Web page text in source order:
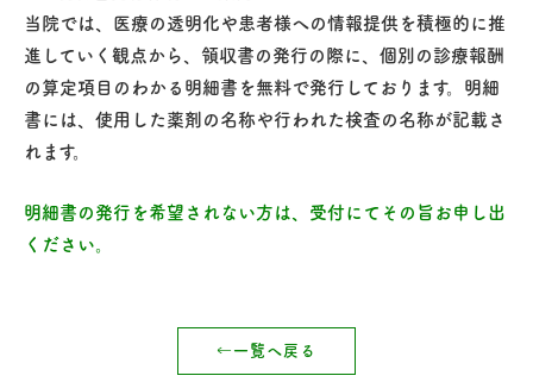
当院では、医療の透明化や患者様への情報提供を積極的に推
進していく観点から、領収書の発行の際に、個別の診療報酬
の算定項目のわかる明細書を無料で発行しております。明細
書には、使用した薬剤の名称や行われた検査の名称が記載さ
れます。
明細書の発行を希望されない方は、受付にてその旨お申し出
ください。
一覧へ戻る